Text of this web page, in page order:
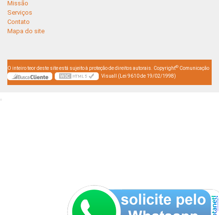
Missão
Serviços
Contato
Mapa do site
O inteiro teor deste site está sujeito à proteção de direitos autorais. Copyright© Comunicação
Visuall (Lei 9610 de 19/02/1998)